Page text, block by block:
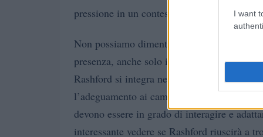
I want
pressione in un contesto nuovo.
Non possiamo dimenticare Robert
presenza, anche solo in panchina,
Rashford si integra nel sistema di gioco.
l’adeguamento ai cambiamenti è
devono essere in grado di interagire e
interessante vedere se Rashford riuscirà a